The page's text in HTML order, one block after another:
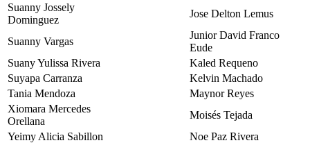
Suanny Jossely
Dominguez
Jose Delton Lemus
Suanny Vargas
Junior David Franco
Eude
Suany Yulissa Rivera
Kaled Requeno
Suyapa Carranza
Kelvin Machado
Tania Mendoza
Maynor Reyes
Xiomara Mercedes
Orellana
Moisés Tejada
Yeimy Alicia Sabillon
Noe Paz Rivera